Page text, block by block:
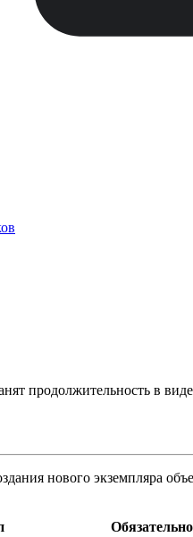
продолжительность в
нового экземпляра
Обязательно